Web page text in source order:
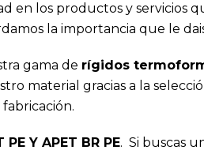
en los productos y servicios
la importancia que le
gama de rígidos
material gracias a la
PE Y APET BR PE. Si buscas